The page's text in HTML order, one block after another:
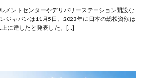
メントセンターやデリバリーステーション開設な
ジャパンは11月5日、2023年に日本の総投資額は
上に達したと発表した。[…]